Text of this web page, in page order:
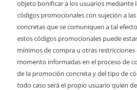
objeto bonificar a los usuarios mediante
códigos promocionales con sujeción a
concretas que se comuniquen a tal
estos códigos promocionales puede
mínimos de compra u otras
momento informadas en el proceso de
de la promoción concreta y del tipo de
todo caso será el propio usuario quien